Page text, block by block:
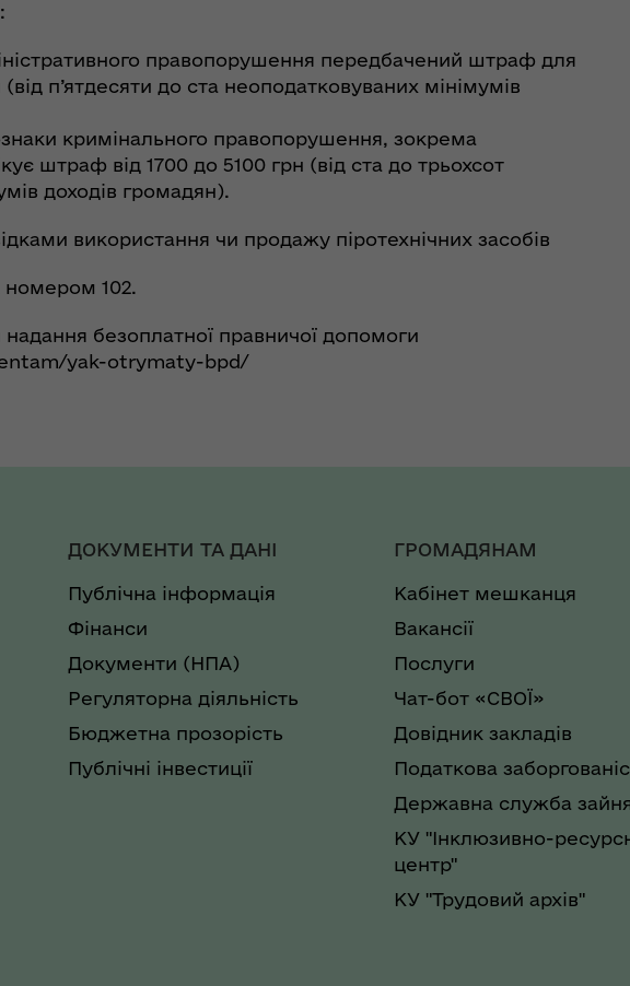
правопорушення передбачений штраф для
(від п’ятдесяти до ста неоподатковуваних мінімумів
кримінального правопорушення, зокрема
штраф від 1700 до 5100 грн (від ста до трьохсот
доходів громадян).
використання чи продажу піротехнічних засобів
номером 102.
безоплатної правничої допомоги
yak-otrymaty-bpd/
ДОКУМЕНТИ ТА ДАНІ
Публічна інформація
Фінанси
Документи (НПА)
Регуляторна діяльність
Бюджетна прозорість
Публічні інвестиції
ГРОМАДЯНАМ
Кабінет мешканця
Вакансії
Послуги
Чат-бот «СВОЇ»
Довідник закладів
Податкова
Державна служба
КУ "Інклюзивно-
центр"
КУ "Трудовий архів"